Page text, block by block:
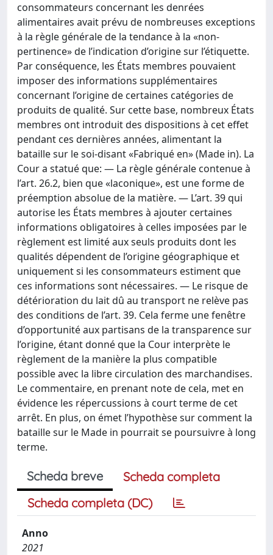
consommateurs concernant les denrées
alimentaires avait prévu de nombreuses exceptions
à la règle générale de la tendance à la «non-
pertinence» de l’indication d’origine sur l’étiquette.
Par conséquence, les États membres pouvaient
imposer des informations supplémentaires
concernant l’origine de certaines catégories de
produits de qualité. Sur cette base, nombreux États
membres ont introduit des dispositions à cet effet
pendant ces dernières années, alimentant la
bataille sur le soi-disant «Fabriqué en» (Made in). La
Cour a statué que: — La règle générale contenue à
l’art. 26.2, bien que «laconique», est une forme de
préemption absolue de la matière. — L’art. 39 qui
autorise les États membres à ajouter certaines
informations obligatoires à celles imposées par le
règlement est limité aux seuls produits dont les
qualités dépendent de l’origine géographique et
uniquement si les consommateurs estiment que
ces informations sont nécessaires. — Le risque de
détérioration du lait dû au transport ne relève pas
des conditions de l’art. 39. Cela ferme une fenêtre
d’opportunité aux partisans de la transparence sur
l’origine, étant donné que la Cour interprète le
règlement de la manière la plus compatible
possible avec la libre circulation des marchandises.
Le commentaire, en prenant note de cela, met en
évidence les répercussions à court terme de cet
arrêt. En plus, on émet l’hypothèse sur comment la
bataille sur le Made in pourrait se poursuivre à long
terme.
Scheda breve
Scheda completa
Scheda completa (DC)
Anno
2021